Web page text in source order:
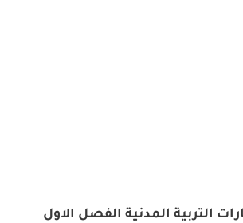
التربية المدنية الفصل الاول